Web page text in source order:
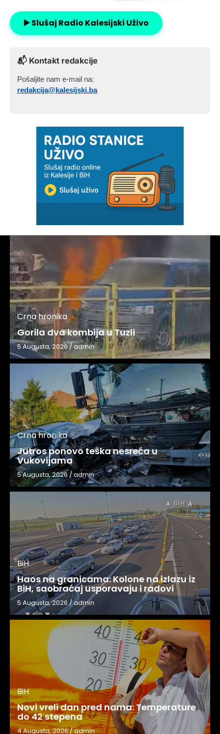
▶️ Slušaj Radio Kalesijski Uživo
📬 Kontakt redakcije
Pošaljite nam e-mail na:
redakcija@kalesijski.ba
Crna hronika
Gorila dva kombija u Tuzli
5 Augusta, 2026/admin
Crna hronika
Jutros ponovo teška nesreća u
Vukovijama
5 Augusta, 2026/admin
BiH
Haos na granicama: Kolone na izlazu iz
BiH, saobraćaj usporavaju i radovi
5 Augusta, 2026/admin
BiH
Novi vreli dan pred nama: Temperature
do 42 stepena
4 Augusta, 2026/admin